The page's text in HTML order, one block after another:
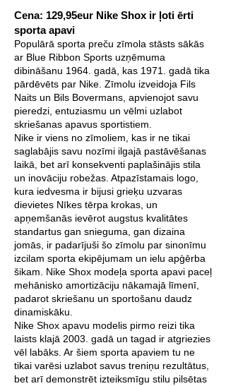
Cena: 129,95eur Nike Shox ir ļoti ērti
sporta apavi
Populārā sporta preču zīmola stāsts sākās
ar Blue Ribbon Sports uzņēmuma
dibināšanu 1964. gadā, kas 1971. gadā tika
pārdēvēts par Nike. Zīmolu izveidoja Fils
Naits un Bils Bovermans, apvienojot savu
pieredzi, entuziasmu un vēlmi uzlabot
skriešanas apavus sportistiem.
Nike ir viens no zīmoliem, kas ir ne tikai
saglabājis savu nozīmi ilgajā pastāvēšanas
laikā, bet arī konsekventi paplašinājis stila
un inovāciju robežas. Atpazīstamais logo,
kura iedvesma ir bijusi grieķu uzvaras
dievietes Nīkes tērpa krokas, un
apņemšanās ievērot augstus kvalitātes
standartus gan snieguma, gan dizaina
jomās, ir padarījuši šo zīmolu par sinonīmu
izcilam sporta ekipējumam un ielu apģērba
šikam. Nike Shox modeļa sporta apavi paceļ
mehānisko amortizāciju nākamajā līmenī,
padarot skriešanu un sportošanu daudz
dinamiskāku.
Nike Shox apavu modelis pirmo reizi tika
laists klajā 2003. gadā un tagad ir atgriezies
vēl labāks. Ar šiem sporta apaviem tu ne
tikai varēsi uzlabot savus treniņu rezultātus,
bet arī demonstrēt izteiksmīgu stilu pilsētas